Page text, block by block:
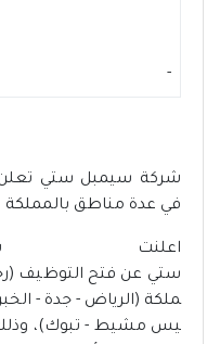
-
شركة سيمبل ستي تعلن
في عدة مناطق بالمملكة
اعلنت
ستي عن فتح التوظيف
ملكة (الرياض - جدة -
يس مشيط - تبوك)، وذلك